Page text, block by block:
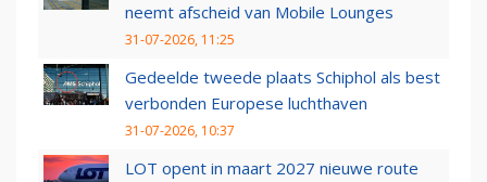
neemt afscheid van Mobile Lounges
31-07-2026, 11:25
Gedeelde tweede plaats Schiphol als best
verbonden Europese luchthaven
31-07-2026, 10:37
LOT opent in maart 2027 nieuwe route